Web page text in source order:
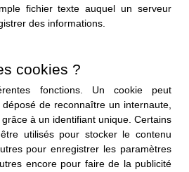
fichier texte auquel un serveur
des informations.
cookies ?
fonctions. Un cookie peut
de reconnaître un internaute,
à un identifiant unique. Certains
utilisés pour stocker le contenu
pour enregistrer les paramètres
encore pour faire de la publicité